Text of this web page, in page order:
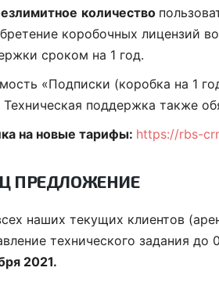
количество
коробочных лицензий
сроком на 1 год.
«Подписки (коробка на 1
Техническая поддержка также
на новые тарифы: https://rbs-
ПРЕДЛОЖЕНИЕ
наших текущих клиентов
технического задания до
2021.